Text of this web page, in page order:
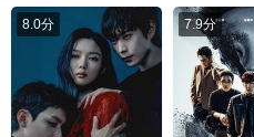
8.0分 7.9分